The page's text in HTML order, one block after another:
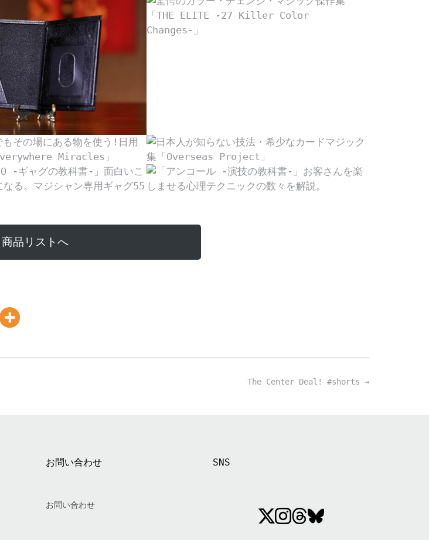
商品リストへ
The Center Deal! #shorts →
お問い合わせ
お問い合わせ
SNS